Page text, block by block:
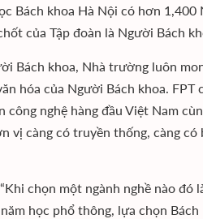
Bách khoa Hà Nội có hơn 1,400
của Tập đoàn là Người Bách
Bách khoa, Nhà trường luôn
hóa của Người Bách khoa.
nghệ hàng đầu Việt Nam
càng có truyền thống, càng có
chọn một ngành nghề nào đó
học phổ thông, lựa chọn